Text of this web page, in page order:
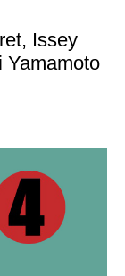
Issey
Yamamoto